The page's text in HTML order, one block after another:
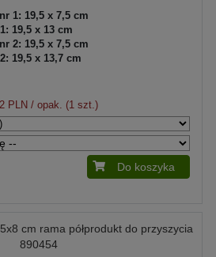
nr 1: 19,5 x 7,5 cm
19,5 x 13 cm
nr 2: 19,5 x 7,5 cm
19,5 x 13,7 cm
PLN / opak. (1 szt.)
Do koszyka
cm rama półprodukt do przyszycia
890454